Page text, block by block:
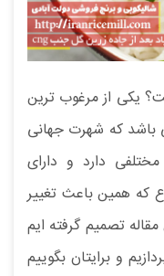
یکی از مرغوب ترین
باشد که شهرت جهانی
دارد و دارای
همین باعث تغییر
تصمیم گرفته ایم
و برایتان بگوییم